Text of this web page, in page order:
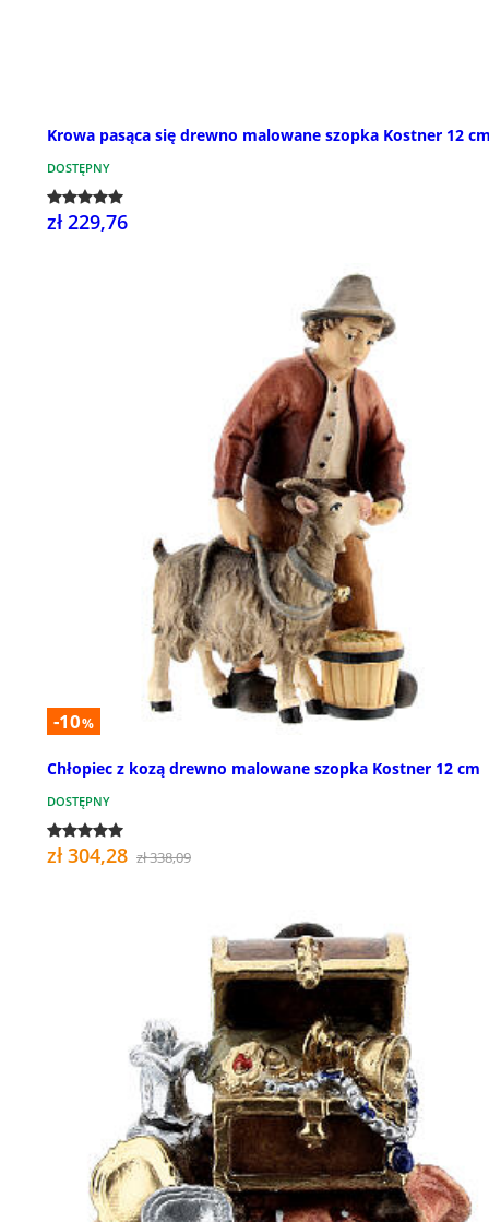
Krowa pasąca się drewno malowane szopka Kostner 12
DOSTĘPNY
zł 229,76
-10%
Chłopiec z kozą drewno malowane szopka Kostner 12 cm
DOSTĘPNY
zł 304,28 zł 338,09